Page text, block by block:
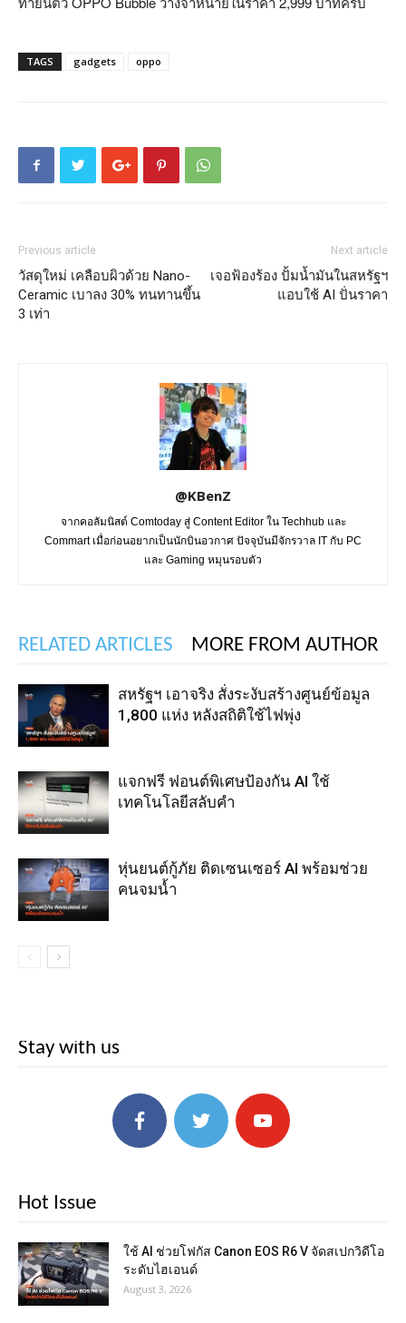
TAGS gadgets oppo
Previous article
วัสดุใหม่ เคลือบผิวด้วย Nano-
Ceramic เบาลง 30% ทนทานขึ้น
3 เท่า
Next article
เจอฟ้องร้อง ปั้มน้ำมันในสหรัฐฯ
แอบใช้ AI ปั่นราคา
@KBenZ
จากคอลัมนิสต์ Comtoday สู่ Content Editor ใน Techhub และ
Commart เมื่อก่อนอยากเป็นนักบินอวกาศ ปัจจุบันมีจักรวาล IT กับ PC
และ Gaming หมุนรอบตัว
RELATED ARTICLES MORE FROM AUTHOR
สหรัฐฯ เอาจริง สั่งระงับสร้างศูนย์ข้อมูล
1,800 แห่ง หลังสถิติใช้ไฟพุ่ง
แจกฟรี ฟอนต์พิเศษป้องกัน AI ใช้
เทคโนโลยีสลับคำ
หุ่นยนต์กู้ภัย ติดเซนเซอร์ AI พร้อมช่วย
คนจมน้ำ
Stay with us
Hot Issue
ใช้ AI ช่วยโฟกัส Canon EOS R6 V จัดสเปกวิดีโอ
ระดับไฮเอนด์
August 3, 2026